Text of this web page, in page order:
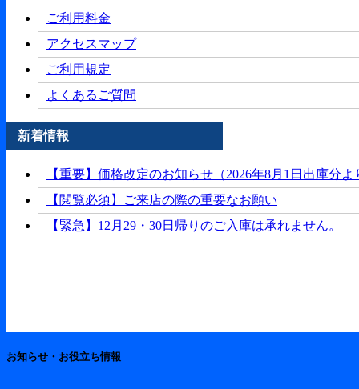
ご利用料金
アクセスマップ
ご利用規定
よくあるご質問
新着情報
【重要】価格改定のお知らせ（2026年8月1日出庫分よ
【閲覧必須】ご来店の際の重要なお願い
【緊急】12月29・30日帰りのご入庫は承れません。
お知らせ・お役立ち情報